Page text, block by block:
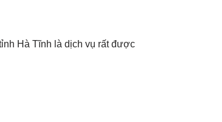
Hà Tĩnh là dịch vụ rất được